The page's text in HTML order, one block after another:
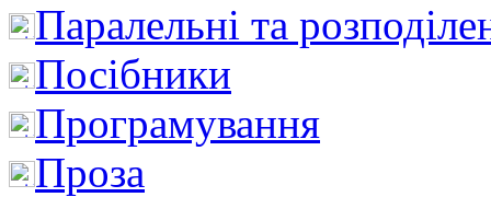
Паралельні та
Посібники
Програмування
Проза